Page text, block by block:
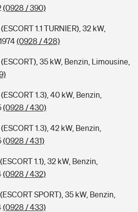
(0928 / 390)
1.1 TURNIER), 32 kW,
(0928 / 428)
35 kW, Benzin, Limousine,
1.3), 40 kW, Benzin,
(0928 / 430)
1.3), 42 kW, Benzin,
(0928 / 431)
1.1), 32 kW, Benzin,
(0928 / 432)
SPORT), 35 kW, Benzin,
(0928 / 433)